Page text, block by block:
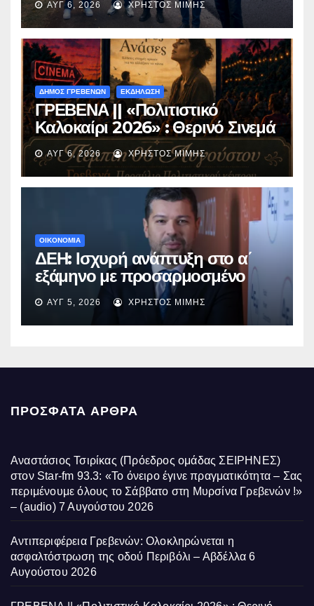
Περιβόλι – Αβδέλλα
ΑΥΓ 6, 2026 ΧΡΉΣΤΟΣ ΜΊΜΗΣ
ΔΗΜΟΣ ΓΡΕΒΕΝΩΝ ΕΚΔΗΛΩΣΗ
ΓΡΕΒΕΝΑ || «Πολιτιστικό
Καλοκαίρι 2026» : Θερινό Σινεμά
με την βραβευμένη ταινία
«Μικρές Ανάσες».
ΑΥΓ 6, 2026 ΧΡΉΣΤΟΣ ΜΊΜΗΣ
ΟΙΚΟΝΟΜΙΑ
ΔΕΗ: Ισχυρή ανάπτυξη στο α΄
εξάμηνο με προσαρμοσμένο
EBITDA στα €1,2 δισ.
ΑΥΓ 5, 2026 ΧΡΉΣΤΟΣ ΜΊΜΗΣ
ΠΡΌΣΦΑΤΑ ΆΡΘΡΑ
Αναστάσιος Τσιρίκας (Πρόεδρος ομάδας ΣΕΙΡΗΝΕΣ)
στον Star-fm 93.3: «Το όνειρο έγινε πραγματικότητα – Σας
περιμένουμε όλους το Σάββατο στη Μυρσίνα Γρεβενών !»
– (audio) 7 Αυγούστου 2026
Αντιπεριφέρεια Γρεβενών: Ολοκληρώνεται η
ασφαλτόστρωση της οδού Περιβόλι – Αβδέλλα 6
Αυγούστου 2026